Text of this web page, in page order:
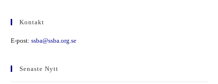
Kontakt
E-post:ssba@ssba.org.se
Senaste Nytt